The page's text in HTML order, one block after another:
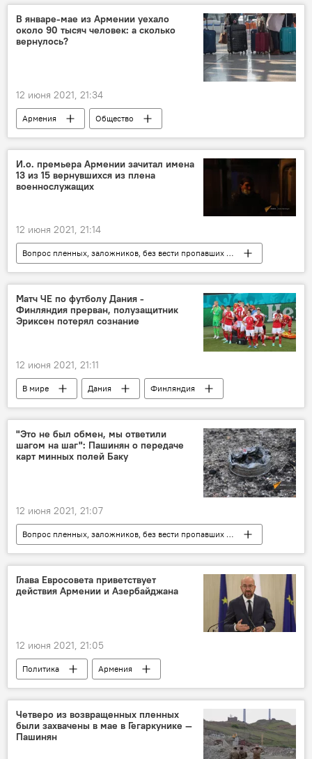
В январе-мае из Армении уехало
около 90 тысяч человек: а сколько
вернулось?
12 июня 2021, 21:34
Армения
Общество
Новости Армения
миграция
И.о. премьера Армении зачитал имена
13 из 15 вернувшихся из плена
военнослужащих
12 июня 2021, 21:14
Вопрос пленных, заложников, без вести пропавших и погибших в Карабахе
Общество
Армения
Политика
Новости Армения
Премьер
военнослужащий
Матч ЧЕ по футболу Дания -
Финляндия прерван, полузащитник
Эриксен потерял сознание
12 июня 2021, 21:11
В мире Дания
Финляндия
футбол
матч
"Это не был обмен, мы ответили
шагом на шаг": Пашинян о передаче
карт минных полей Баку
12 июня 2021, 21:07
Вопрос пленных, заложников, без вести пропавших и погибших в Карабахе
Общество
Армения
Политика
Пашинян Никол
Новости Армения
Баку
Глава Евросовета приветствует
действия Армении и Азербайджана
12 июня 2021, 21:05
Политика
Армения
военнопленные
Четверо из возвращенных пленных
были захвачены в мае в Гегаркунике —
Пашинян